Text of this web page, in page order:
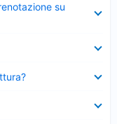
su